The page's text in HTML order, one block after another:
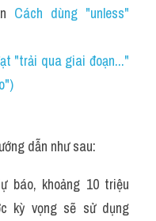
Cách dùng "unless"
"trải qua giai đoạn..."
dẫn như sau:
báo, khoảng 10 triệu
kỳ vọng sẽ sử dụng